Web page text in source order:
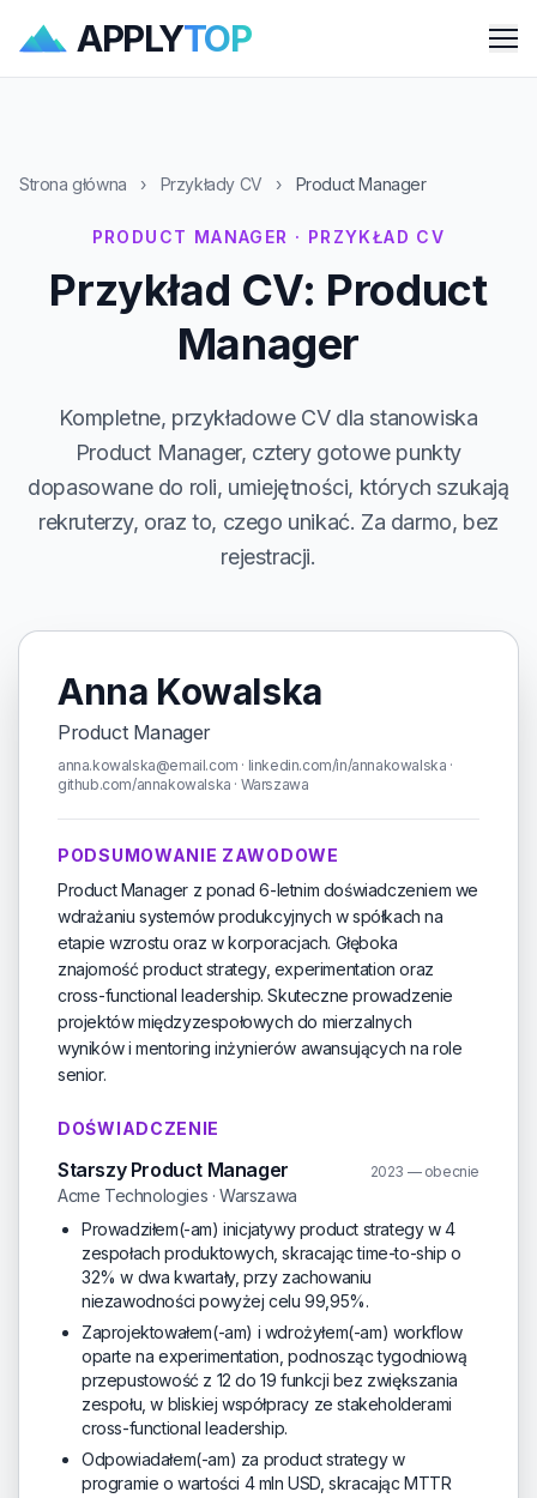
APPLYTOP
Strona główna › Przykłady CV › Product Manager
PRODUCT MANAGER · PRZYKŁAD CV
Przykład CV: Product
Manager
Kompletne, przykładowe CV dla stanowiska
Product Manager, cztery gotowe punkty
dopasowane do roli, umiejętności, których szukają
rekruterzy, oraz to, czego unikać. Za darmo, bez
rejestracji.
Anna Kowalska
Product Manager
anna.kowalska@email.com · linkedin.com/in/annakowalska ·
github.com/annakowalska · Warszawa
PODSUMOWANIE ZAWODOWE
Product Manager z ponad 6-letnim doświadczeniem we
wdrażaniu systemów produkcyjnych w spółkach na
etapie wzrostu oraz w korporacjach. Głęboka
znajomość product strategy, experimentation oraz
cross-functional leadership. Skuteczne prowadzenie
projektów międzyzespołowych do mierzalnych
wyników i mentoring inżynierów awansujących na role
senior.
DOŚWIADCZENIE
Starszy Product Manager 2023 — obecnie
Acme Technologies · Warszawa
Prowadziłem(-am) inicjatywy product strategy w 4
zespołach produktowych, skracając time-to-ship o
32% w dwa kwartały, przy zachowaniu
niezawodności powyżej celu 99,95%.
Zaprojektowałem(-am) i wdrożyłem(-am) workflow
oparte na experimentation, podnosząc tygodniową
przepustowość z 12 do 19 funkcji bez zwiększania
zespołu, w bliskiej współpracy ze stakeholderami
cross-functional leadership.
Odpowiadałem(-am) za product strategy w
programie o wartości 4 mln USD, skracając MTTR